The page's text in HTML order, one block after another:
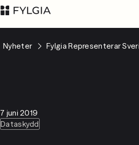
Medarbetare
LinkedIn
Kontakta oss
Nyheter Fylgia Representerar
7 juni 2019
Dataskydd